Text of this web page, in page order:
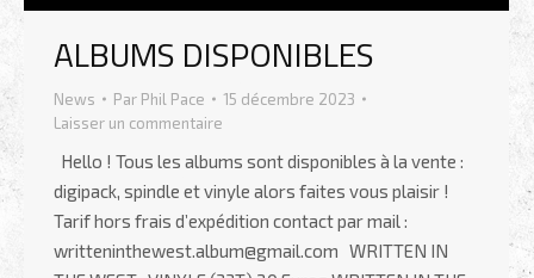
ALBUMS DISPONIBLES
News Par Phil Pace
15 décembre 2023
Laisser un commentaire
Hello ! Tous les albums sont disponibles à la vente :
digipack, spindle et vinyle alors faites vous plaisir !
Tarif hors frais d’expédition contact par mail :
writteninthewest.album@gmail.com WRITTEN IN